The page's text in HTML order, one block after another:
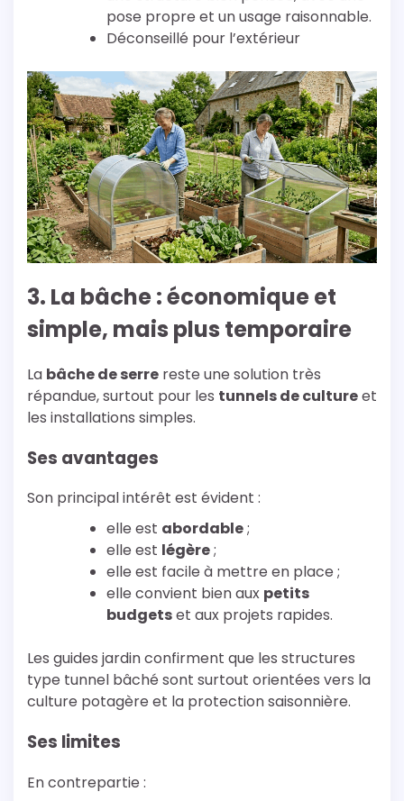
pose propre et un usage raisonnable.
Déconseillé pour l’extérieur
3. La bâche : économique et
simple, mais plus temporaire
La bâche de serre reste une solution très
répandue, surtout pour les tunnels de cultureet
les installations simples.
Ses avantages
Son principal intérêt est évident :
elle est abordable;
elle est légère;
elle est facile à mettre en place ;
elle convient bien aux petits
budgetset aux projets rapides.
Les guides jardin confirment que les structures
type tunnel bâché sont surtout orientées vers la
culture potagère et la protection saisonnière.
Ses limites
En contrepartie :